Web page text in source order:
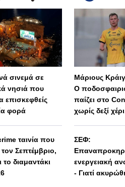
σινεμά σε
νησιά που
επισκεφθείς
φορά
ταινία που
τον Σεπτέμβριο,
το διαμαντάκι
Μάριους
Ο
παίζει στο
χωρίς δεξί
ΣΕΦ:
ενεργειακή
- Γιατί